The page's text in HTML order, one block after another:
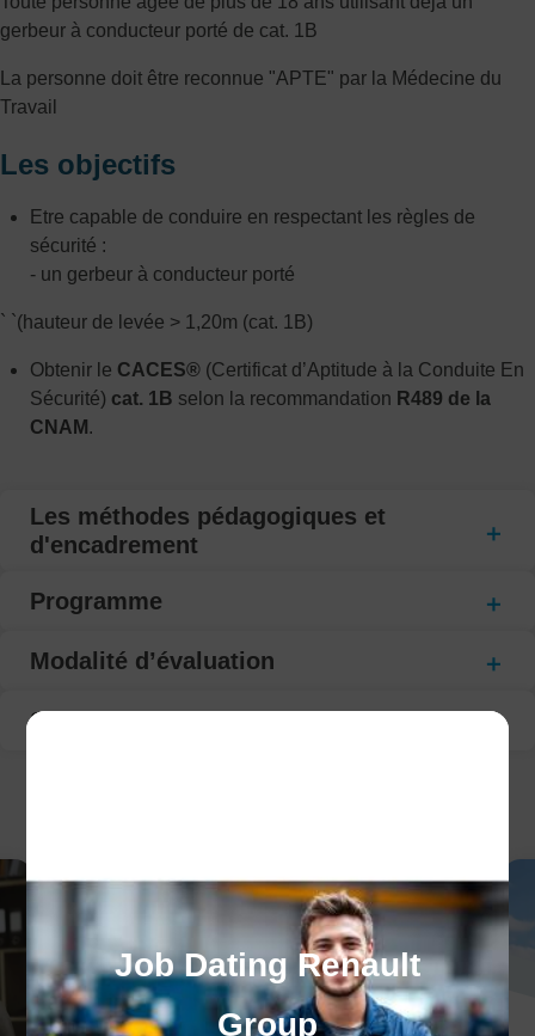
Job Dating Renault
Group
gerbeur à conducteur porté de cat. 1B
La personne doit être reconnue "APTE" par la Médecine du
Travail
Les objectifs
Etre capable de conduire en respectant les règles de
sécurité :
- un gerbeur à conducteur porté
` `(hauteur de levée > 1,20m (cat. 1B)
Obtenir le CACES® (Certificat d’Aptitude à la Conduite En
Sécurité) cat. 1B selon la recommandation R489 de la
CNAM .
Les méthodes pédagogiques et
d'encadrement
Programme
Modalité d’évaluation
Suivi de la formation